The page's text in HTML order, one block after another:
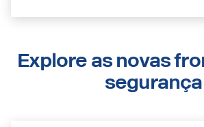
Explore as novas
segurança